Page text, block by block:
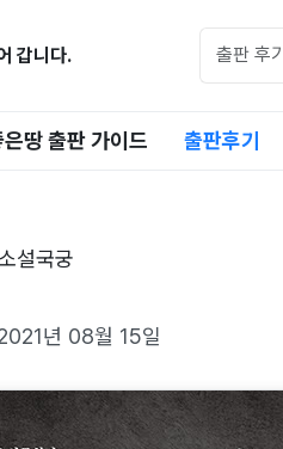
갑니다.
은땅 출판 가이드 출판후기
설국궁
년 08월 15일